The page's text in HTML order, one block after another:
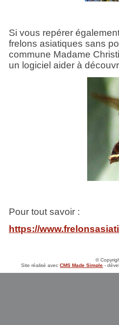
Si vous repérer
frelons asiatiques sans
commune Madame
un logiciel aider à
Pour tout savoir :
https://
©
Site réalisé avecCMS Made Simple -